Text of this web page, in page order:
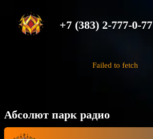
+7 (383) 2-777-0-77
Failed to fetch
Абсолют парк радио